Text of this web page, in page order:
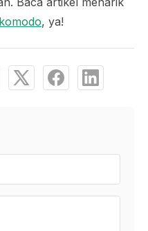
, ya!